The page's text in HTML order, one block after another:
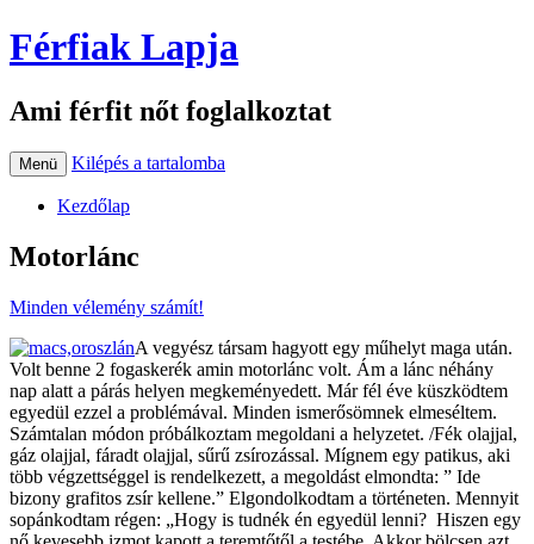
Férfiak Lapja
Ami férfit nőt foglalkoztat
Menü Kilépés a tartalomba
Kezdőlap
Motorlánc
Minden vélemény számít!
A vegyész társam hagyott egy műhelyt maga után.
Volt benne 2 fogaskerék amin motorlánc volt. Ám a lánc néhány
nap alatt a párás helyen megkeményedett. Már fél éve küszködtem
egyedül ezzel a problémával. Minden ismerősömnek elmeséltem.
Számtalan módon próbálkoztam megoldani a helyzetet. /Fék olajjal,
gáz olajjal, fáradt olajjal, sűrű zsírozással. Mígnem egy patikus, aki
több végzettséggel is rendelkezett, a megoldást elmondta: ” Ide
bizony grafitos zsír kellene.” Elgondolkodtam a történeten. Mennyit
sopánkodtam régen: „Hogy is tudnék én egyedül lenni? Hiszen egy